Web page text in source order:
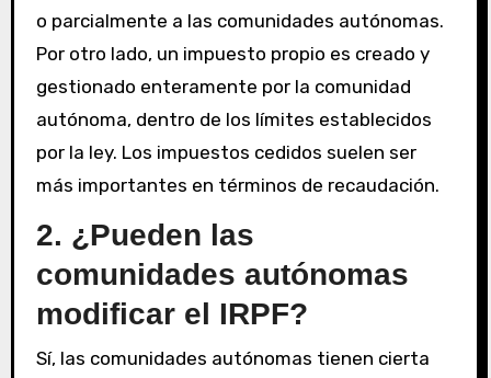
o parcialmente a las comunidades autónomas.
Por otro lado, un impuesto propio es creado y
gestionado enteramente por la comunidad
autónoma, dentro de los límites establecidos
por la ley. Los impuestos cedidos suelen ser
más importantes en términos de recaudación.
2. ¿Pueden las
comunidades autónomas
modificar el IRPF?
Sí, las comunidades autónomas tienen cierta